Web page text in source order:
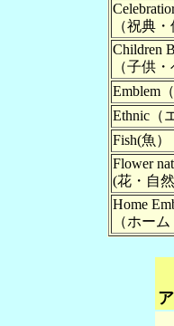
（祝典・
Children
（子供
Emblem
Ethnic（
Fish(魚）
Flower
(花・自然
Home
（ホーム